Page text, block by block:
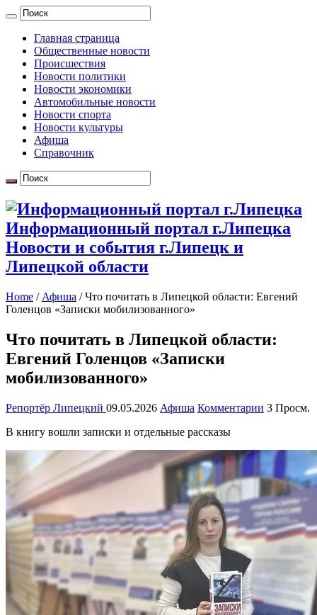
Главная страница
Общественные новости
Происшествия
Новости политики
Новости экономики
Автомобильные новости
Новости спорта
Новости культуры
Афиша
Справочник
Информационный портал г.Липецка
Новости и события г.Липецк и
Липецкой области
Home / Афиша / Что почитать в Липецкой области: Евгений
Голенцов «Записки мобилизованного»
Что почитать в Липецкой области:
Евгений Голенцов «Записки
мобилизованного»
Репортёр Липецкий 09.05.2026 Афиша Комментарии 3 Просм.
В книгу вошли записки и отдельные рассказы